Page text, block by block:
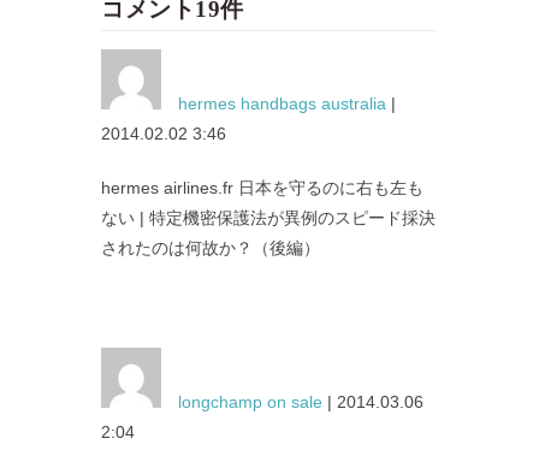
コメント19件
hermes handbags australia |
2014.02.02 3:46
hermes airlines.fr 日本を守るのに右も左も
ない | 特定機密保護法が異例のスピード採決
されたのは何故か？（後編）
longchamp on sale | 2014.03.06
2:04